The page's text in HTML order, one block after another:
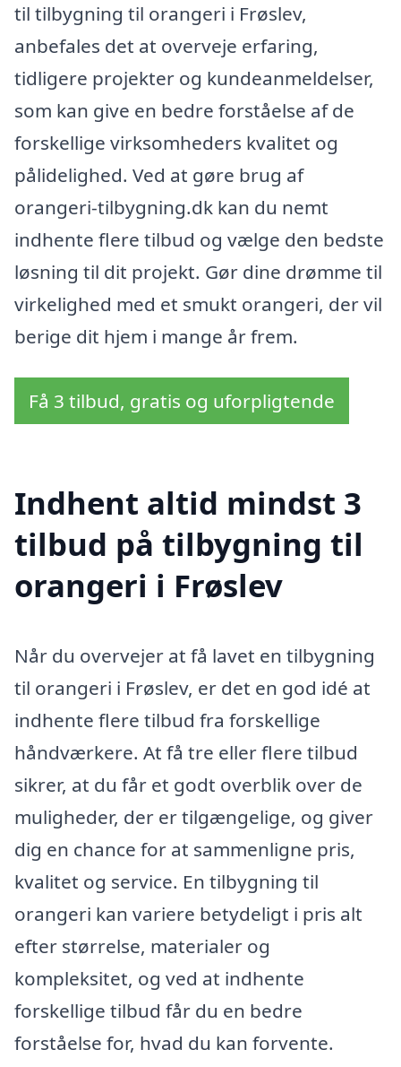
til tilbygning til orangeri i Frøslev,
anbefales det at overveje erfaring,
tidligere projekter og kundeanmeldelser,
som kan give en bedre forståelse af de
forskellige virksomheders kvalitet og
pålidelighed. Ved at gøre brug af
orangeri-tilbygning.dk kan du nemt
indhente flere tilbud og vælge den bedste
løsning til dit projekt. Gør dine drømme til
virkelighed med et smukt orangeri, der vil
berige dit hjem i mange år frem.
Få 3 tilbud, gratis og uforpligtende
Indhent altid mindst 3
tilbud på tilbygning til
orangeri i Frøslev
Når du overvejer at få lavet en tilbygning
til orangeri i Frøslev, er det en god idé at
indhente flere tilbud fra forskellige
håndværkere. At få tre eller flere tilbud
sikrer, at du får et godt overblik over de
muligheder, der er tilgængelige, og giver
dig en chance for at sammenligne pris,
kvalitet og service. En tilbygning til
orangeri kan variere betydeligt i pris alt
efter størrelse, materialer og
kompleksitet, og ved at indhente
forskellige tilbud får du en bedre
forståelse for, hvad du kan forvente.